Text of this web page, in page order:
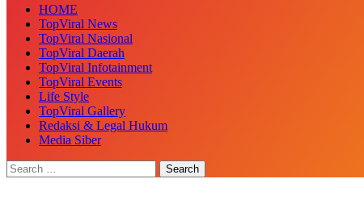
HOME
TopViral News
TopViral Nasional
TopViral Daerah
TopViral Infotainment
TopViral Events
Life Style
TopViral Gallery
Redaksi & Legal Hukum
Media Siber